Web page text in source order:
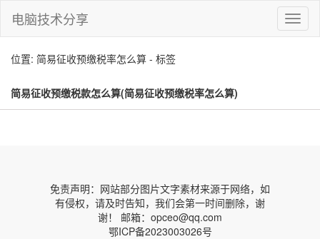
切
换
电脑技术分享
位置: 简易征收预缴税率怎么算 - 标签
简易征收预缴税款怎么算(简易征收预缴税率怎么算)
免责声明：网站部分图片文字素材来源于网络，如
有侵权，请及时告知，我们会第一时间删除，谢
谢！ 邮箱：opceo@qq.com
鄂ICP备2023003026号